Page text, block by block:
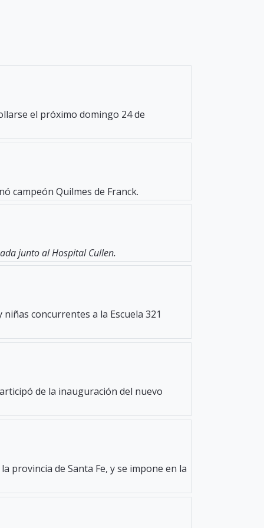
el próximo domingo 24 de
campeón Quilmes de Franck.
junto al Hospital Cullen.
concurrentes a la Escuela 321
de la inauguración del nuevo
provincia de Santa Fe, y se impone en la